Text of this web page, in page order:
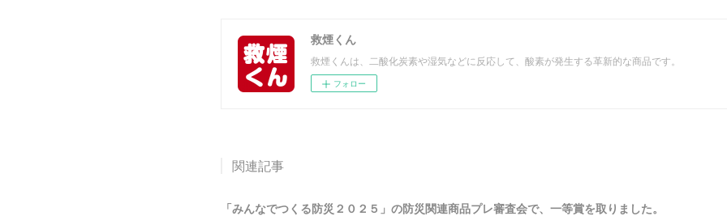
救煙くん
救煙くんは、二酸化炭素や湿気などに反応して、酸素が発生する革新的な商品です。
フォロー
関連記事
「みんなでつくる防災２０２５」の防災関連商品プレ審査会で、一等賞を取りました。